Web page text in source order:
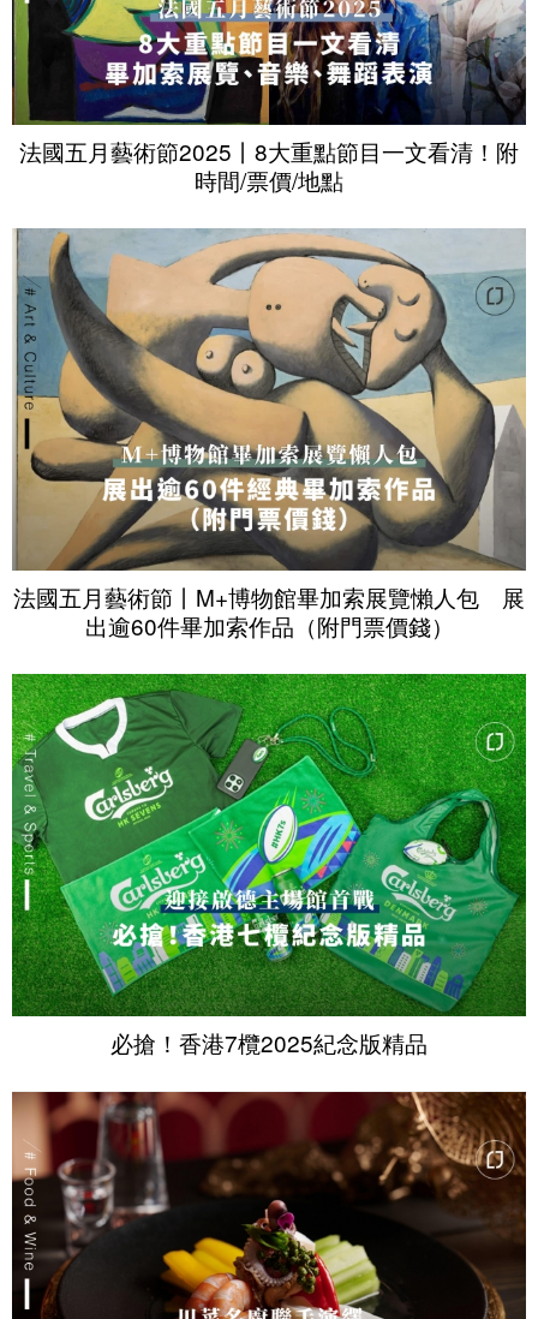
法國五月藝術節2025丨8大重點節目一文看清！附
時間/票價/地點
法國五月藝術節丨M+博物館畢加索展覽懶人包 展
出逾60件畢加索作品（附門票價錢）
必搶！香港7欖2025紀念版精品